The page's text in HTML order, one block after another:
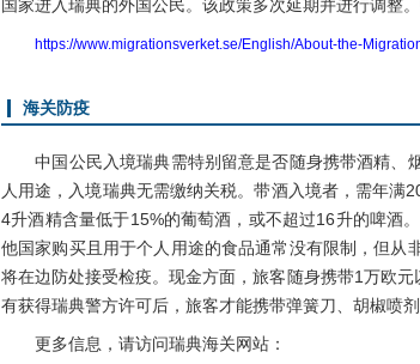
国家进入瑞典的外国公民。该政策多次延期并进行调整
https://www.migrationsverket.se/English/About-the-
海关防疫
中国公民入境瑞典需特别留意是否随身携带酒精、
人用途，入境瑞典无需缴纳关税。带酒入境者，需年
4升酒精含量低于15%的葡萄酒，或不超过16升的啤酒
他国家购买且用于个人用途的食品通常没有限制，但从
将在边防处接受检疫。现金方面，旅客随身携带1万欧
有获得瑞典警方许可后，旅客才能携带弹簧刀、胡椒喷
更多信息，请访问瑞典海关网站：